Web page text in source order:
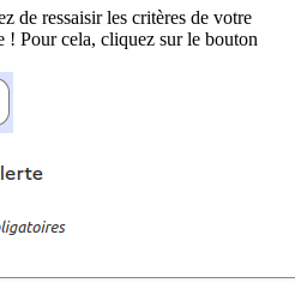
de ressaisir les critères de votre
! Pour cela, cliquez sur le bouton